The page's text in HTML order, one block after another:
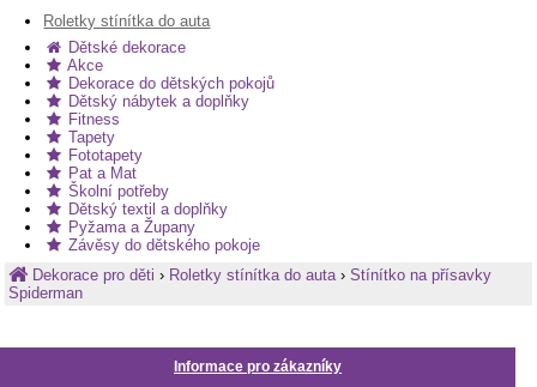
Roletky stínítka do auta
Dětské dekorace
Akce
Dekorace do dětských pokojů
Dětský nábytek a doplňky
Fitness
Tapety
Fototapety
Pat a Mat
Školní potřeby
Dětský textil a doplňky
Pyžama a Župany
Závěsy do dětského pokoje
Dekorace pro děti› Roletky stínítka do auta ›Stínítko na přísavky
Spiderman
Informace pro zákazníky